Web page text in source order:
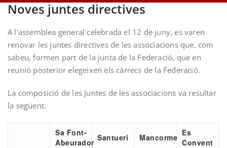
Noves juntes directives
A l’assemblea general celebrada el 12 de juny, es varen
renovar les juntes directives de les associacions que, com
sabeu, formen part de la junta de la Federació, que en
reunió posterior elegeixen els càrrecs de la Federació.
La composició de les Juntes de les associacions va resultar
la següent.
Sa Font-
Abeurador Santueri Mancorme Es
Convent